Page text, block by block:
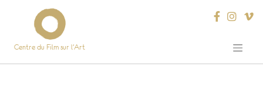
Centre du Film sur l’Art